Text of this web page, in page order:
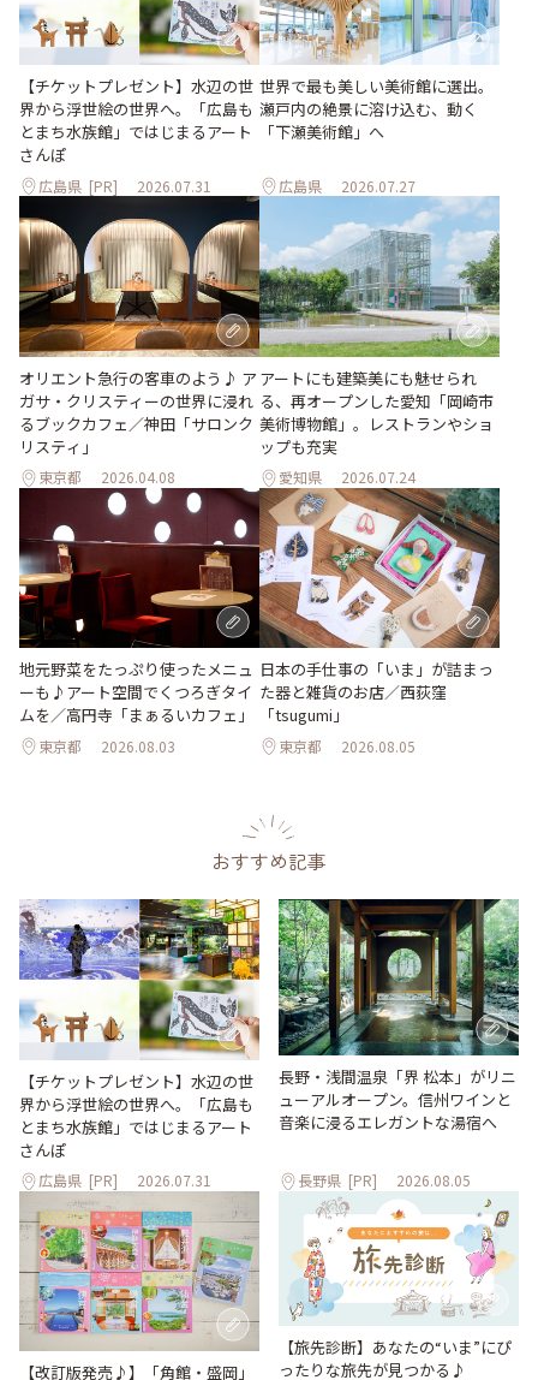
【チケットプレゼント】水辺の世
界から浮世絵の世界へ。「広島も
とまち水族館」ではじまるアート
さんぽ
広島県 [PR] 2026.07.31
世界で最も美しい美術館に選出。
瀬戸内の絶景に溶け込む、動く
「下瀬美術館」へ
広島県 2026.07.27
オリエント急行の客車のよう♪ ア
ガサ・クリスティーの世界に浸れ
るブックカフェ／神田「サロンク
リスティ」
東京都 2026.04.08
アートにも建築美にも魅せられ
る、再オープンした愛知「岡崎市
美術博物館」。レストランやショ
ップも充実
愛知県 2026.07.24
地元野菜をたっぷり使ったメニュ
ーも♪アート空間でくつろぎタイ
ムを／高円寺「まぁるいカフェ」
東京都 2026.08.03
日本の手仕事の「いま」が詰まっ
た器と雑貨のお店／西荻窪
「tsugumi」
東京都 2026.08.05
おすすめ記事
【チケットプレゼント】水辺の世
界から浮世絵の世界へ。「広島も
とまち水族館」ではじまるアート
さんぽ
広島県 [PR] 2026.07.31
長野・浅間温泉「界 松本」がリニ
ューアルオープン。信州ワインと
音楽に浸るエレガントな湯宿へ
長野県 [PR] 2026.08.05
【改訂版発売♪】「角館・盛岡」
【旅先診断】あなたの“いま”にぴ
ったりな旅先が見つかる♪